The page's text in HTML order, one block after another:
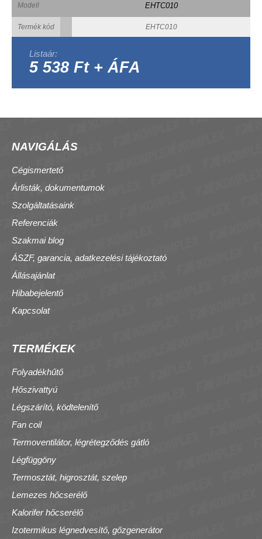
Modell EHTC010
Termék kód EHTC010
Listaár:
5 538 Ft + ÁFA
NAVIGÁLÁS
Cégismertető
Árlisták, dokumentumok
Szolgáltatásaink
Referenciák
Szakmai blog
ÁSZF, garancia, adatkezelési tájékoztató
Állásajánlat
Hibabejelentő
Kapcsolat
TERMÉKEK
Folyadékhűtő
Hőszivattyú
Légszárító, ködtelenítő
Fan coil
Termoventilátor, légrétegződés gátló
Légfüggöny
Termosztát, higrosztát, szelep
Lemezes hőcserélő
Kalorifer hőcserélő
Izotermikus légnedvesítő, gőzgenerátor